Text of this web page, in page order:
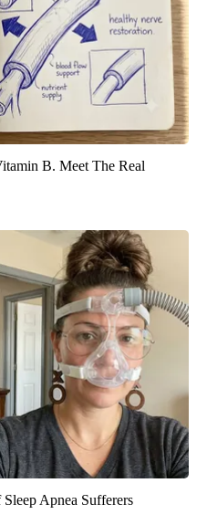
B. Meet The Real
Apnea Sufferers